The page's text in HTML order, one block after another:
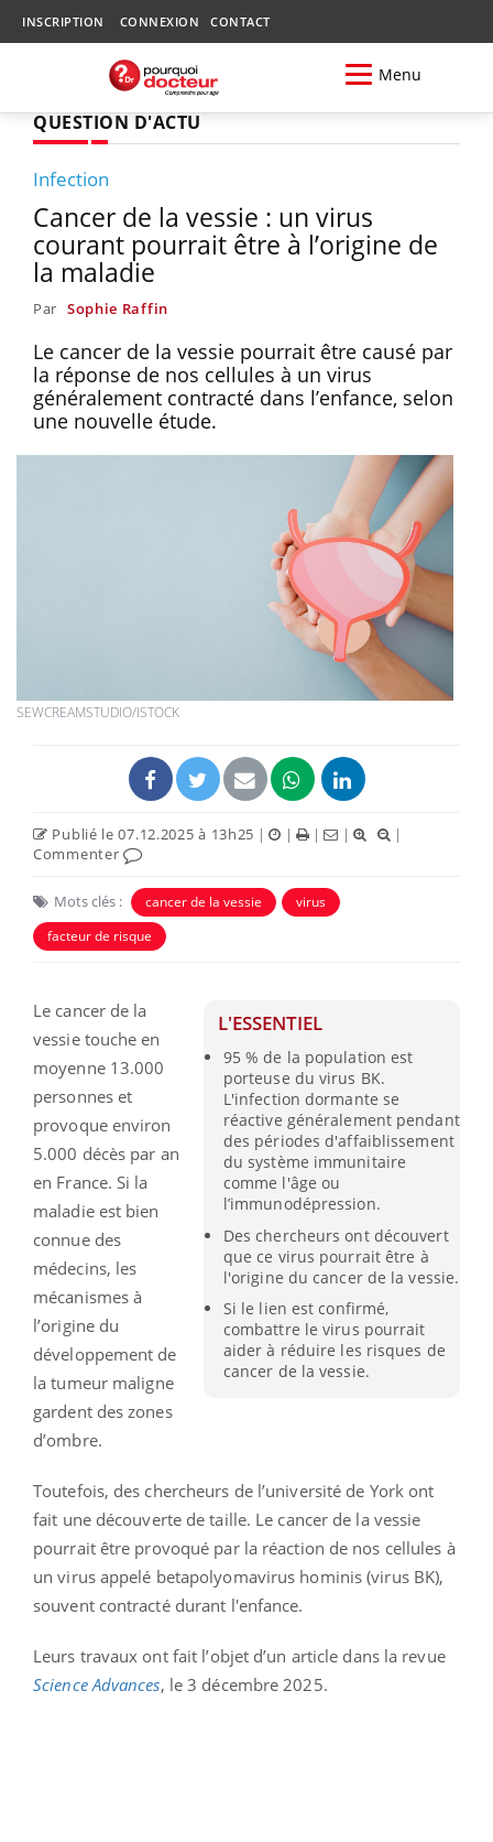
INSCRIPTION CONNEXION CONTACT
Menu
QUESTION D'ACTU
Infection
Cancer de la vessie : un virus
courant pourrait être à l’origine de
la maladie
Par Sophie Raffin
Le cancer de la vessie pourrait être causé par
la réponse de nos cellules à un virus
généralement contracté dans l’enfance, selon
une nouvelle étude.
SEWCREAMSTUDIO/ISTOCK
Publié le 07.12.2025 à 13h25 | | | |
|
Commenter
Mots clés : cancer de la vessie
virus
facteur de risque
L'ESSENTIEL
95 % de la population est
porteuse du virus BK.
L'infection dormante se
réactive généralement pendant
des périodes d'affaiblissement
du système immunitaire
comme l'âge ou
l’immunodépression.
Des chercheurs ont découvert
que ce virus pourrait être à
l'origine du cancer de la vessie.
Si le lien est confirmé,
combattre le virus pourrait
aider à réduire les risques de
cancer de la vessie.
Le cancer de la
vessie touche en
moyenne 13.000
personnes et
provoque environ
5.000 décès par an
en France. Si la
maladie est bien
connue des
médecins, les
mécanismes à
l’origine du
développement de
la tumeur maligne
gardent des zones
d’ombre.
Toutefois, des chercheurs de l’université de York ont
fait une découverte de taille. Le cancer de la vessie
pourrait être provoqué par la réaction de nos cellules à
un virus appelé betapolyomavirus hominis (virus BK),
souvent contracté durant l'enfance.
Leurs travaux ont fait l’objet d’un article dans la revue
Science Advances, le 3 décembre 2025.